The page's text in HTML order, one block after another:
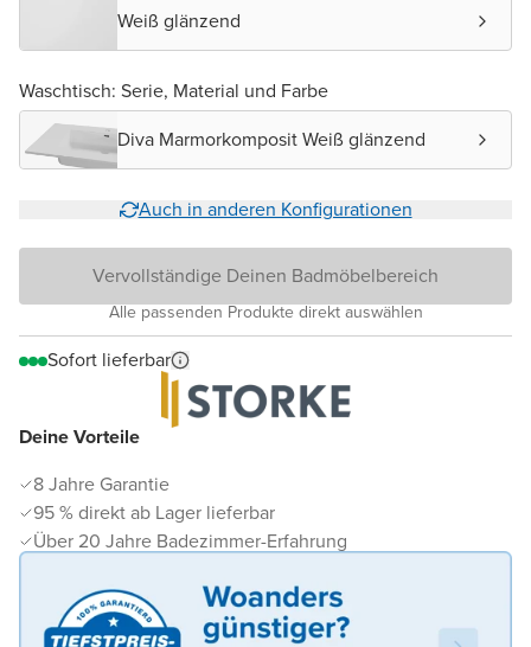
Deine Vorteile
8 Jahre Garantie
95 % direkt ab Lager lieferbar
Über 20 Jahre Badezimmer-Erfahrung
Weiß glänzend
Waschtisch: Serie, Material und Farbe
Diva Marmorkomposit Weiß glänzend
Auch in anderen Konfigurationen
Vervollständige Deinen Badmöbelbereich
Alle passenden Produkte direkt auswählen
Sofort lieferbar